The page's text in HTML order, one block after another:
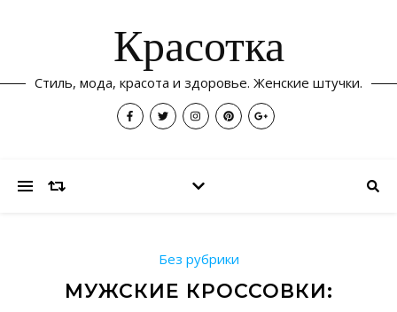
Красотка
Стиль, мода, красота и здоровье. Женские штучки.
Без рубрики
МУЖСКИЕ КРОССОВКИ: